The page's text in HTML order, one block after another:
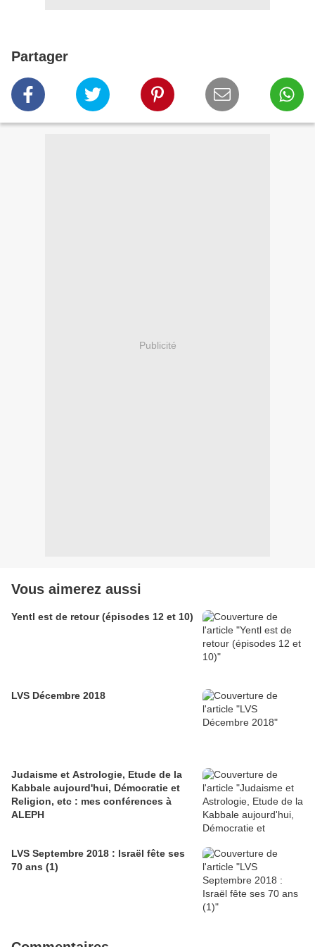
Partager
Publicité
Vous aimerez aussi
Yentl est de retour (épisodes 12 et 10)
LVS Décembre 2018
Judaisme et Astrologie, Etude de la
Kabbale aujourd'hui, Démocratie et
Religion, etc : mes conférences à
ALEPH
LVS Septembre 2018 : Israël fête ses
70 ans (1)